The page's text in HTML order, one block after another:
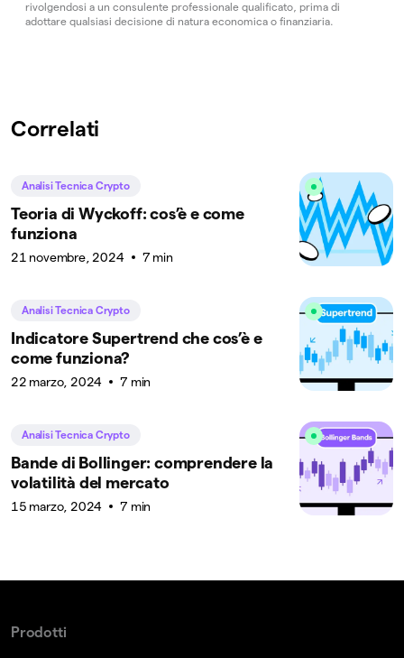
rivolgendosi a un consulente professionale qualificato, prima di
adottare qualsiasi decisione di natura economica o finanziaria.
Correlati
Analisi Tecnica Crypto
Teoria di Wyckoff: cos’è e come
funziona
21 novembre, 2024 7 min
Analisi Tecnica Crypto
Indicatore Supertrend che cos’è e
come funziona?
22 marzo, 2024 7 min
Analisi Tecnica Crypto
Bande di Bollinger: comprendere la
volatilità del mercato
15 marzo, 2024 7 min
Prodotti